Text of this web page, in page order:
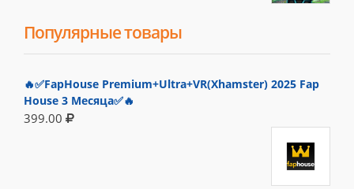
Популярные товары
🔥✅FapHouse Premium+Ultra+VR(Xhamster) 2025 Fap
House 3 Месяца✅🔥
399.00